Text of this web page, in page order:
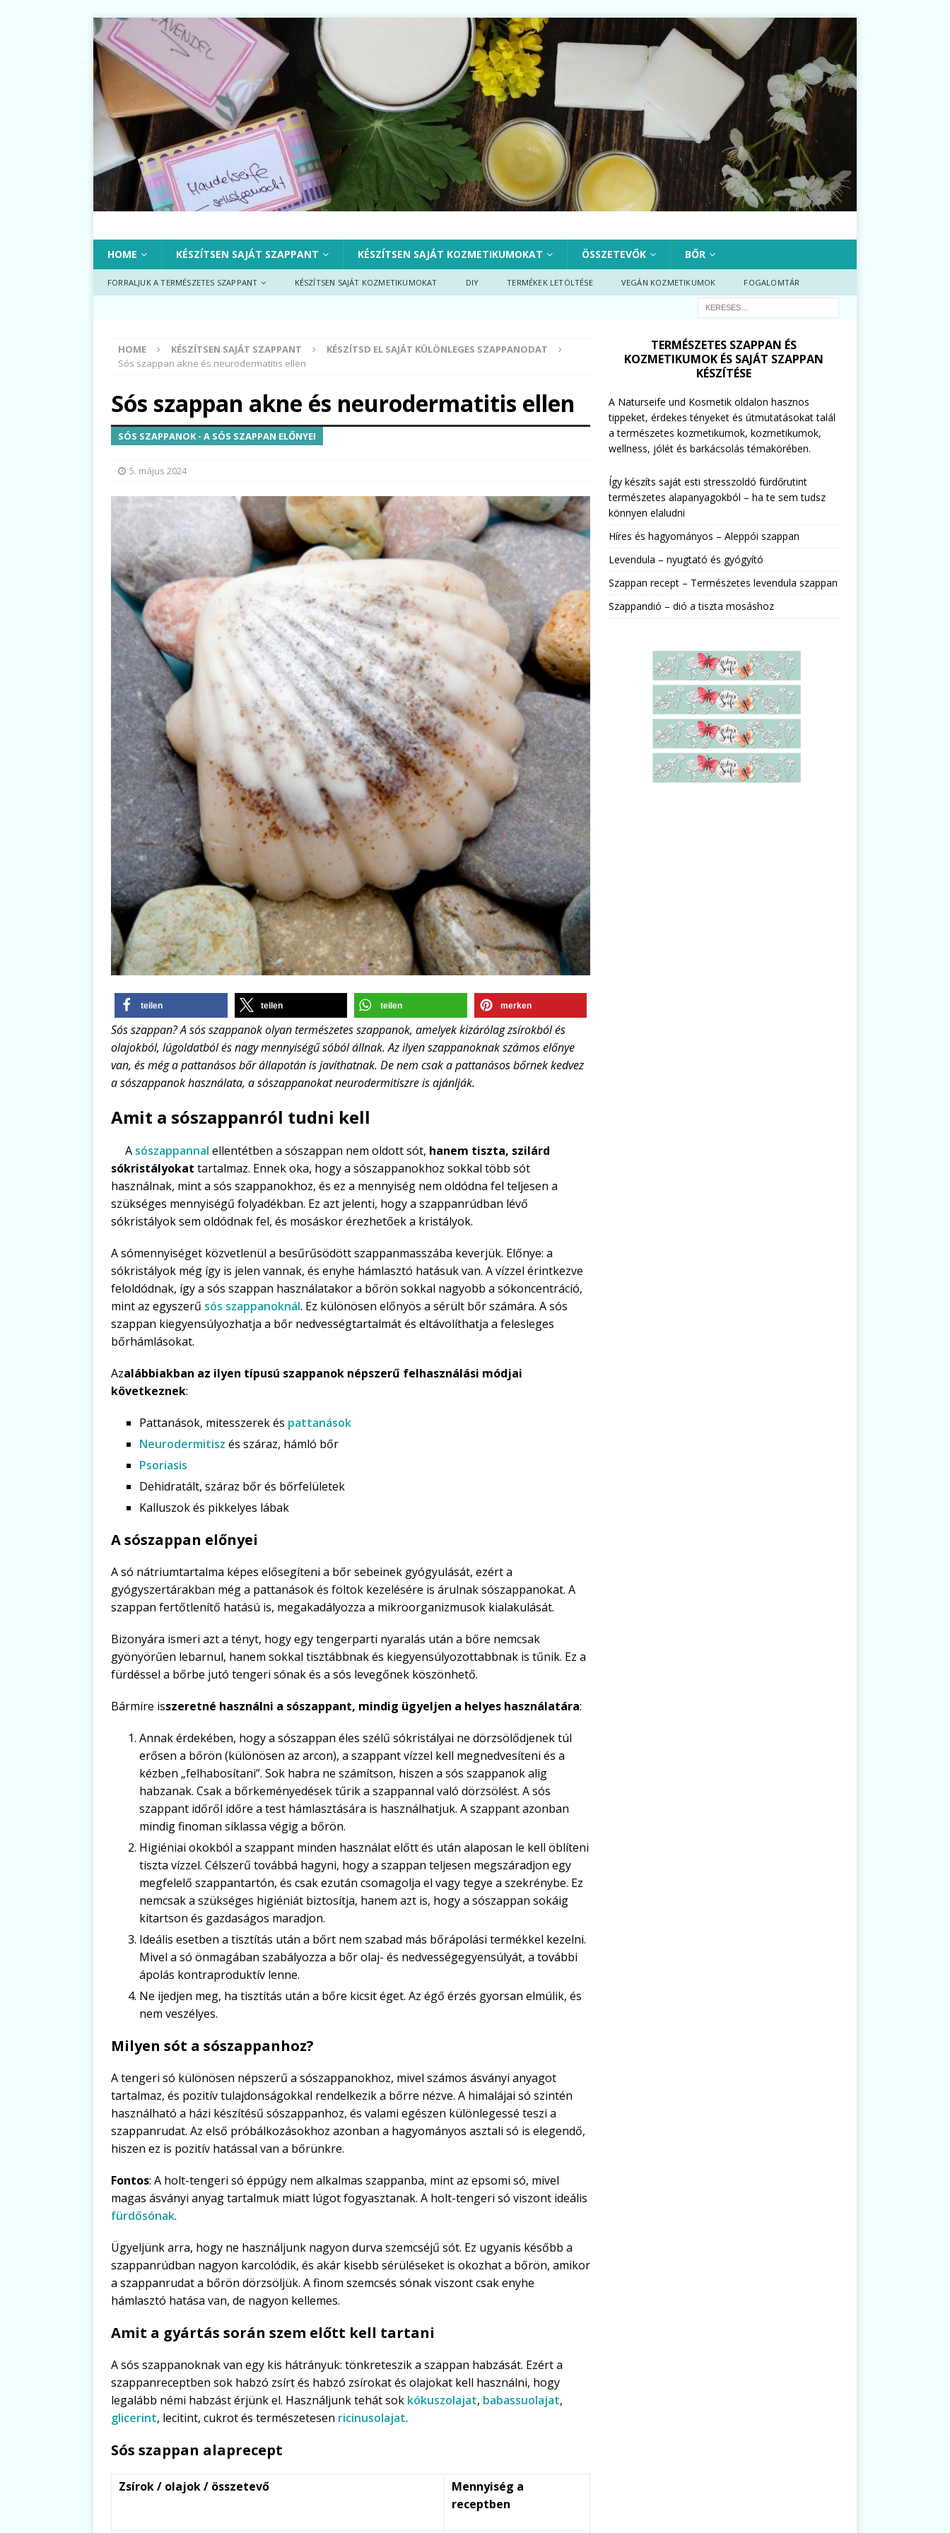
HOME KÉSZÍTSEN SAJÁT SZAPPANT KÉSZÍTSEN SAJÁT KOZMETIKUMOKAT ÖSSZETEVŐK BŐR
FORRALJUK A TERMÉSZETES SZAPPANT KÉSZÍTSEN SAJÁT KOZMETIKUMOKAT DIY TERMÉKEK LETÖLTÉSE VEGÁN KOZMETIKUMOK FOGALOMTÁR
HOME KÉSZÍTSEN SAJÁT SZAPPANT
KÉSZÍTSD EL SAJÁT KÜLÖNLEGES SZAPPANODAT
Sós szappan akne és neurodermatitis ellen
Sós szappan akne és neurodermatitis ellen
SÓS SZAPPANOK - A SÓS SZAPPAN ELŐNYEI
5. május 2024
teilen teilen teilen merken
Sós szappan? A sós szappanok olyan természetes szappanok, amelyek kizárólag zsírokból és
olajokból, lúgoldatból és nagy mennyiségű sóból állnak. Az ilyen szappanoknak számos előnye
van, és még a pattanásos bőr állapotán is javíthatnak. De nem csak a pattanásos bőrnek kedvez
a sószappanok használata, a sószappanokat neurodermitiszre is ajánlják.
Amit a sószappanról tudni kell
A sószappannal ellentétben a sószappan nem oldott sót, hanem tiszta, szilárd
sókristályokat tartalmaz. Ennek oka, hogy a sószappanokhoz sokkal több sót
használnak, mint a sós szappanokhoz, és ez a mennyiség nem oldódna fel teljesen a
szükséges mennyiségű folyadékban. Ez azt jelenti, hogy a szappanrúdban lévő
sókristályok sem oldódnak fel, és mosáskor érezhetőek a kristályok.
A sómennyiséget közvetlenül a besűrűsödött szappanmasszába keverjük. Előnye: a
sókristályok még így is jelen vannak, és enyhe hámlasztó hatásuk van. A vízzel érintkezve
feloldódnak, így a sós szappan használatakor a bőrön sokkal nagyobb a sókoncentráció,
mint az egyszerű sós szappanoknál. Ez különösen előnyös a sérült bőr számára. A sós
szappan kiegyensúlyozhatja a bőr nedvességtartalmát és eltávolíthatja a felesleges
bőrhámlásokat.
Azalábbiakban az ilyen típusú szappanok népszerű felhasználási módjai
következnek:
Pattanások, mitesszerek és pattanások
Neurodermitisz és száraz, hámló bőr
Psoriasis
Dehidratált, száraz bőr és bőrfelületek
Kalluszok és pikkelyes lábak
A sószappan előnyei
A só nátriumtartalma képes elősegíteni a bőr sebeinek gyógyulását, ezért a
gyógyszertárakban még a pattanások és foltok kezelésére is árulnak sószappanokat. A
szappan fertőtlenítő hatású is, megakadályozza a mikroorganizmusok kialakulását.
Bizonyára ismeri azt a tényt, hogy egy tengerparti nyaralás után a bőre nemcsak
gyönyörűen lebarnul, hanem sokkal tisztábbnak és kiegyensúlyozottabbnak is tűnik. Ez a
fürdéssel a bőrbe jutó tengeri sónak és a sós levegőnek köszönhető.
Bármire isszeretné használni a sószappant, mindig ügyeljen a helyes használatára:
Annak érdekében, hogy a sószappan éles szélű sókristályai ne dörzsölődjenek túl
erősen a bőrön (különösen az arcon), a szappant vízzel kell megnedvesíteni és a
kézben „felhabosítani”. Sok habra ne számítson, hiszen a sós szappanok alig
habzanak. Csak a bőrkeményedések tűrik a szappannal való dörzsölést. A sós
szappant időről időre a test hámlasztására is használhatjuk. A szappant azonban
mindig finoman siklassa végig a bőrön.
Higiéniai okokból a szappant minden használat előtt és után alaposan le kell öblíteni
tiszta vízzel. Célszerű továbbá hagyni, hogy a szappan teljesen megszáradjon egy
megfelelő szappantartón, és csak ezután csomagolja el vagy tegye a szekrénybe. Ez
nemcsak a szükséges higiéniát biztosítja, hanem azt is, hogy a sószappan sokáig
kitartson és gazdaságos maradjon.
Ideális esetben a tisztítás után a bőrt nem szabad más bőrápolási termékkel kezelni.
Mivel a só önmagában szabályozza a bőr olaj- és nedvességegyensúlyát, a további
ápolás kontraproduktív lenne.
Ne ijedjen meg, ha tisztítás után a bőre kicsit éget. Az égő érzés gyorsan elmúlik, és
nem veszélyes.
Milyen sót a sószappanhoz?
A tengeri só különösen népszerű a sószappanokhoz, mivel számos ásványi anyagot
tartalmaz, és pozitív tulajdonságokkal rendelkezik a bőrre nézve. A himalájai só szintén
használható a házi készítésű sószappanhoz, és valami egészen különlegessé teszi a
szappanrudat. Az első próbálkozásokhoz azonban a hagyományos asztali só is elegendő,
hiszen ez is pozitív hatással van a bőrünkre.
Fontos: A holt-tengeri só éppúgy nem alkalmas szappanba, mint az epsomi só, mivel
magas ásványi anyag tartalmuk miatt lúgot fogyasztanak. A holt-tengeri só viszont ideális
fürdősónak.
Ügyeljünk arra, hogy ne használjunk nagyon durva szemcséjű sót. Ez ugyanis később a
szappanrúdban nagyon karcolódik, és akár kisebb sérüléseket is okozhat a bőrön, amikor
a szappanrudat a bőrön dörzsöljük. A finom szemcsés sónak viszont csak enyhe
hámlasztó hatása van, de nagyon kellemes.
Amit a gyártás során szem előtt kell tartani
A sós szappanoknak van egy kis hátrányuk: tönkreteszik a szappan habzását. Ezért a
szappanreceptben sok habzó zsírt és habzó zsírokat és olajokat kell használni, hogy
legalább némi habzást érjünk el. Használjunk tehát sok kókuszolajat, babassuolajat,
glicerint, lecitint, cukrot és természetesen ricinusolajat.
Sós szappan alaprecept
Zsírok / olajok / összetevő
Mennyiség a
receptben
TERMÉSZETES SZAPPAN ÉS
KOZMETIKUMOK ÉS SAJÁT SZAPPAN
KÉSZÍTÉSE
A Naturseife und Kosmetik oldalon hasznos
tippeket, érdekes tényeket és útmutatásokat talál
a természetes kozmetikumok, kozmetikumok,
wellness, jólét és barkácsolás témakörében.
Így készíts saját esti stresszoldó fürdőrutint
természetes alapanyagokból – ha te sem tudsz
könnyen elaludni
Híres és hagyományos – Aleppói szappan
Levendula – nyugtató és gyógyító
Szappan recept – Természetes levendula szappan
Szappandió – dió a tiszta mosáshoz